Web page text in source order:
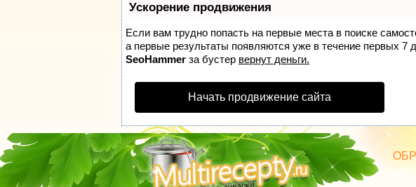
Ускорение продвижения
Если вам трудно попасть на первые места в поиске
а первые результаты появляются уже в течение первых 7
SeoHammer за бустер вернут деньги.
Начать продвижение сайта